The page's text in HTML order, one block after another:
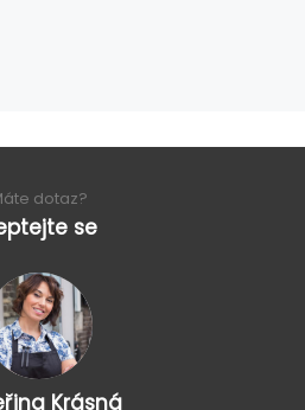
dotaz?
se
Krásná